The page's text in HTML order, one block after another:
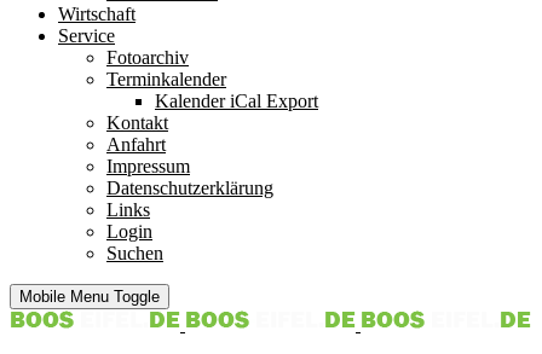
Wirtschaft
Service
Fotoarchiv
Terminkalender
Kalender iCal Export
Kontakt
Anfahrt
Impressum
Datenschutzerklärung
Links
Login
Suchen
Mobile Menu Toggle